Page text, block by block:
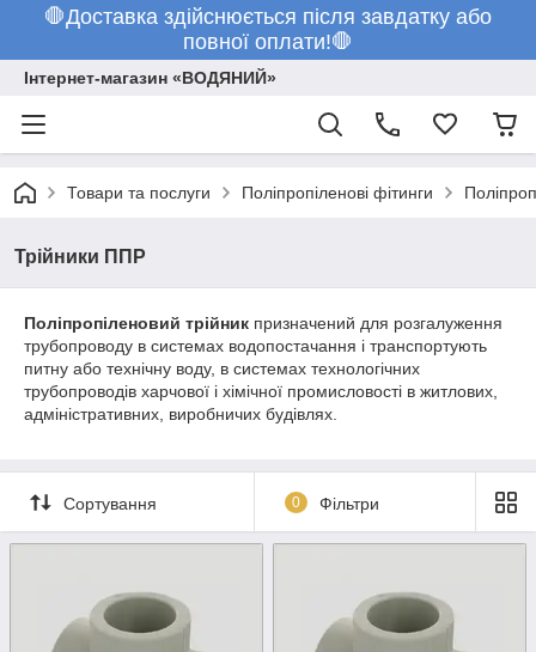
🛑Доставка здійснюється після завдатку або
повної оплати!🛑
Інтернет-магазин «ВОДЯНИЙ»
Товари та послуги Поліпропіленові фітинги
Трійники ППР
Поліпропіленовий трійник призначений для розгалуження
трубопроводу в системах водопостачання і транспортують
питну або технічну воду, в системах технологічних
трубопроводів харчової і хімічної промисловості в житлових,
адміністративних, виробничих будівлях.
Сортування 0 Фільтри